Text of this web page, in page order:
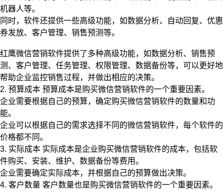
机器人等。
同时，软件还提供一些高级功能，如数据分析、自动回复、优惠
券发放、客户管理、销售预测等。
红鹰微信营销软件提供了多种高级功能，如数据分析、销售预
测、客户管理、任务管理、权限管理、数据备份等，可以更好地
帮助企业监控销售过程，并做出相应的决策。
2. 预算成本 预算成本是购买微信营销软件的一个重要因素。
企业需要根据自己的预算，确定购买微信营销软件的数量和功
能。
企业可以根据自己的需求选择不同的微信营销软件，每个软件的
价格都不同。
3. 实际成本 实际成本是企业购买微信营销软件的成本，包括软
件购买、安装、维护、数据备份等费用。
企业需要确定实际成本，并根据自己的预算做出决策。
4. 客户数量 客户数量也是购买微信营销软件的一个重要因素。